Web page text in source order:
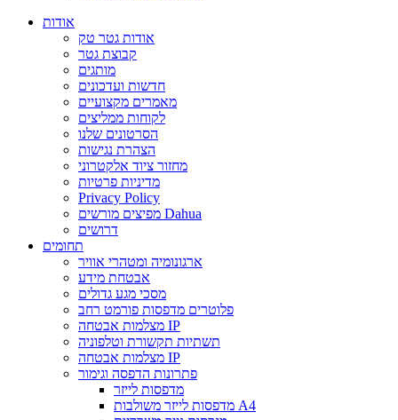
אודות
אודות גטר טק
קבוצת גטר
מותגים
חדשות ועדכונים
מאמרים מקצועיים
לקוחות ממליצים
הסרטונים שלנו
הצהרת נגישות
מחזור ציוד אלקטרוני
מדיניות פרטיות
Privacy Policy
מפיצים מורשים Dahua
דרושים
תחומים
ארגונומיה ומטהרי אוויר
אבטחת מידע
מסכי מגע גדולים
פלוטרים מדפסות פורמט רחב
מצלמות אבטחה IP
תשתיות תקשורת וטלפוניה
מצלמות אבטחה IP
פתרונות הדפסה וגימור
מדפסות לייזר
מדפסות לייזר משולבות A4